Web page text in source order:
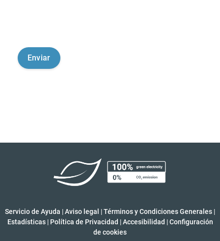
Servicio de Ayuda |Aviso legal |Términos y Condiciones Generales |
Estadísticas | Política de Privacidad | Accesibilidad | Configuración
de cookies